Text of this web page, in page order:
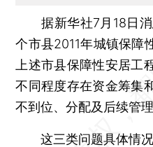
据新华社7月18日消
个市县2011年城镇保障
上述市县保障性安居工
不同程度存在资金筹集
不到位、分配及后续管
这三类问题具体情况